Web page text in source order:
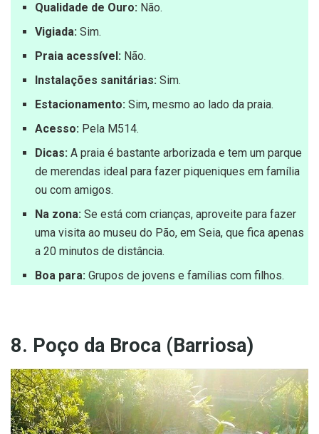
Qualidade de Ouro: Não.
Vigiada: Sim.
Praia acessível: Não.
Instalações sanitárias:Sim.
Estacionamento: Sim, mesmo ao lado da praia.
Acesso: Pela M514.
Dicas: A praia é bastante arborizada e tem um parque
de merendas ideal para fazer piqueniques em família
ou com amigos.
Na zona: Se está com crianças, aproveite para fazer
uma visita ao museu do Pão, em Seia, que fica apenas
a 20 minutos de distância.
Boa para: Grupos de jovens e famílias com filhos.
8. Poço da Broca (Barriosa)